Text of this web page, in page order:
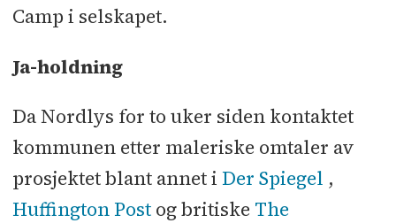
Camp i selskapet.
Ja-holdning
Da Nordlys for to uker siden kontaktet
kommunen etter maleriske omtaler av
prosjektet blant annet i Der Spiegel ,
Huffington Postog britiske The